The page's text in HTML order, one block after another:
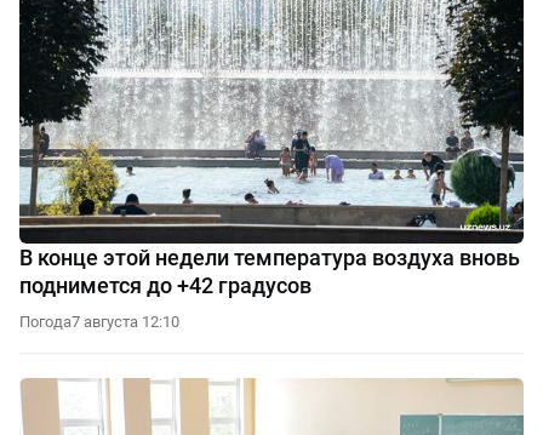
В конце этой недели температура воздуха вновь
поднимется до +42 градусов
Погода7 августа 12:10